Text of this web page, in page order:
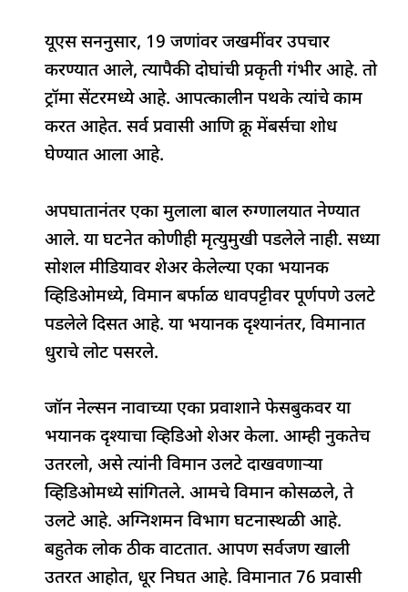
यूएस सननुसार, 19 जणांवर जखमींवर उपचार
करण्यात आले, त्यापैकी दोघांची प्रकृती गंभीर आहे. तो
ट्रॉमा सेंटरमध्ये आहे. आपत्कालीन पथके त्यांचे काम
करत आहेत. सर्व प्रवासी आणि क्रू मेंबर्सचा शोध
घेण्यात आला आहे.
अपघातानंतर एका मुलाला बाल रुग्णालयात नेण्यात
आले. या घटनेत कोणीही मृत्युमुखी पडलेले नाही. सध्या
सोशल मीडियावर शेअर केलेल्या एका भयानक
व्हिडिओमध्ये, विमान बर्फाळ धावपट्टीवर पूर्णपणे उलटे
पडलेले दिसत आहे. या भयानक दृश्यानंतर, विमानात
धुराचे लोट पसरले.
जॉन नेल्सन नावाच्या एका प्रवाशाने फेसबुकवर या
भयानक दृश्याचा व्हिडिओ शेअर केला. आम्ही नुकतेच
उतरलो, असे त्यांनी विमान उलटे दाखवणाऱ्या
व्हिडिओमध्ये सांगितले. आमचे विमान कोसळले, ते
उलटे आहे. अग्निशमन विभाग घटनास्थळी आहे.
बहुतेक लोक ठीक वाटतात. आपण सर्वजण खाली
उतरत आहोत, धूर निघत आहे. विमानात 76 प्रवासी